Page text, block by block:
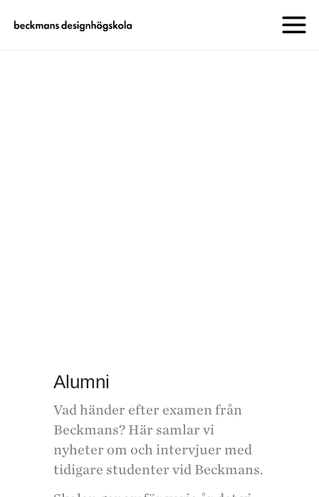
Alumni
Vad händer efter examen från
Beckmans? Här samlar vi
nyheter om och intervjuer med
tidigare studenter vid Beckmans.